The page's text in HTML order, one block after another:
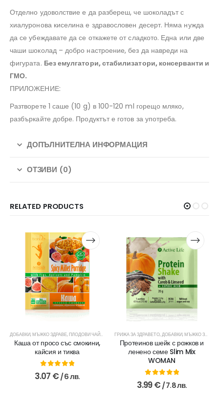
Отделно удоволствие е да разбереш, че шоколадът с
хиалуронова киселина е здравословен десерт. Няма нужда
да се убеждавате да се откажете от сладкото. Една или две
чаши шоколад – добро настроение, без да навреди на
фигурата. Без емулгатори, стабилизатори, консерванти и
ГМО.
ПРИЛОЖЕНИЕ:
Разтворете 1 саше (10 g) в 100-120 ml горещо мляко,
разбъркайте добре. Продуктът е готов за употреба.
ДОПЪЛНИТЕЛНА ИНФОРМАЦИЯ
ОТЗИВИ (0)
RELATED PRODUCTS
ЗДРАВЕ,ЧАЙОВЕ И ДОБАВКИ
И ДОБАВКИ
,ЗДРАВЕ,МЪЖКО ЗДРАВЕ,ПРОТЕИНОВИ ШЕЙКОВЕ,ЧАЙОВЕ И ДОБАВКИ
ДОБАВКИ,МЪЖКО ЗДРАВЕ,ПЛОДОВИ ЧАЙОВЕ ПРОДУКТИ ЗА МЪЖЕ,ПРОТЕИНОВИ ШЕЙКОВЕ
Каша от просо със смокини,
кайсия и тиква
0out of 5
3.07 € / 6 лв.
ГРИЖА ЗА ЗДРАВЕТО,ДОБАВКИ,МЪЖКО ЗДРАВЕ
Протеинов шейк с рожков и
ленено семе Slim Mix
WOMAN
0out of 5
3.99€ / 7.8 лв.